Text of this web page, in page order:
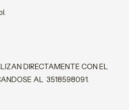
DIRECTAMENTE CON EL
AL 3518598091.